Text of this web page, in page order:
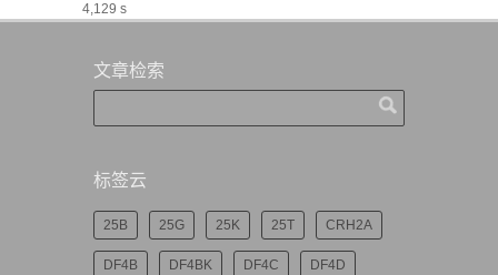
4,129 s
文章检索
标签云
25B 25G 25K 25T CRH2A
DF4B DF4BK DF4C DF4D